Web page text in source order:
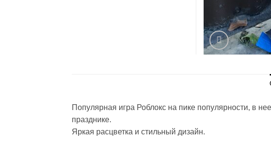
Популярная игра Роблокс на пике популярности, в
празднике.
Яркая расцветка и стильный дизайн.